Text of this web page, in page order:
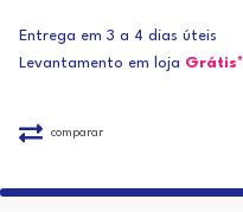
Entrega em 3 a 4 dias úteis
Levantamento em loja Grátis*
comparar